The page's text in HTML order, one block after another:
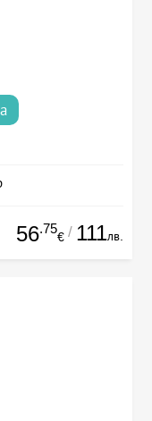
56.75
€ / 111лв.